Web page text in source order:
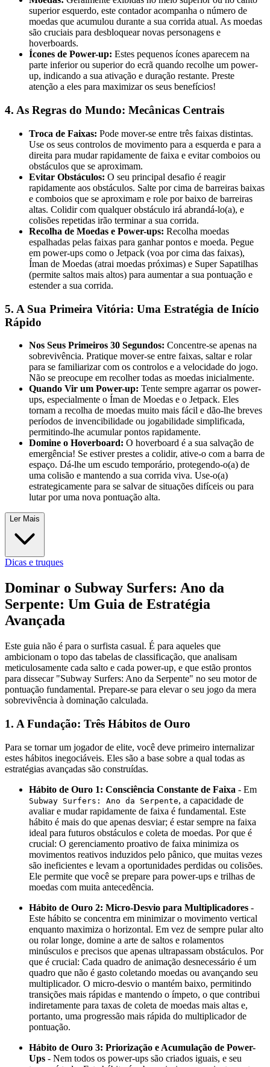
superior esquerdo, este contador acompanha o número de
moedas que acumulou durante a sua corrida atual. As moedas
são cruciais para desbloquear novas personagens e
hoverboards.
Ícones de Power-up: Estes pequenos ícones aparecem na
parte inferior ou superior do ecrã quando recolhe um power-
up, indicando a sua ativação e duração restante. Preste
atenção a eles para maximizar os seus benefícios!
4. As Regras do Mundo: Mecânicas Centrais
Troca de Faixas: Pode mover-se entre três faixas distintas.
Use os seus controlos de movimento para a esquerda e para a
direita para mudar rapidamente de faixa e evitar comboios ou
obstáculos que se aproximam.
Evitar Obstáculos: O seu principal desafio é reagir
rapidamente aos obstáculos. Salte por cima de barreiras baixas
e comboios que se aproximam e role por baixo de barreiras
altas. Colidir com qualquer obstáculo irá abrandá-lo(a), e
colisões repetidas irão terminar a sua corrida.
Recolha de Moedas e Power-ups: Recolha moedas
espalhadas pelas faixas para ganhar pontos e moeda. Pegue
em power-ups como o Jetpack (voa por cima das faixas),
Íman de Moedas (atrai moedas próximas) e Super Sapatilhas
(permite saltos mais altos) para aumentar a sua pontuação e
estender a sua corrida.
5. A Sua Primeira Vitória: Uma Estratégia de Início
Rápido
Nos Seus Primeiros 30 Segundos: Concentre-se apenas na
sobrevivência. Pratique mover-se entre faixas, saltar e rolar
para se familiarizar com os controlos e a velocidade do jogo.
Não se preocupe em recolher todas as moedas inicialmente.
Quando Vir um Power-up: Tente sempre agarrar os power-
ups, especialmente o Íman de Moedas e o Jetpack. Eles
tornam a recolha de moedas muito mais fácil e dão-lhe breves
períodos de invencibilidade ou jogabilidade simplificada,
permitindo-lhe acumular pontos rapidamente.
Domine o Hoverboard: O hoverboard é a sua salvação de
emergência! Se estiver prestes a colidir, ative-o com a barra de
espaço. Dá-lhe um escudo temporário, protegendo-o(a) de
uma colisão e mantendo a sua corrida viva. Use-o(a)
estrategicamente para se salvar de situações difíceis ou para
lutar por uma nova pontuação alta.
Ler Mais
Dicas e truques
Dominar o Subway Surfers: Ano da
Serpente: Um Guia de Estratégia
Avançada
Este guia não é para o surfista casual. É para aqueles que
ambicionam o topo das tabelas de classificação, que analisam
meticulosamente cada salto e cada power-up, e que estão prontos
para dissecar "Subway Surfers: Ano da Serpente" no seu motor de
pontuação fundamental. Prepare-se para elevar o seu jogo da mera
sobrevivência à dominação calculada.
1. A Fundação: Três Hábitos de Ouro
Para se tornar um jogador de elite, você deve primeiro internalizar
estes hábitos inegociáveis. Eles são a base sobre a qual todas as
estratégias avançadas são construídas.
Hábito de Ouro 1: Consciência Constante de Faixa - Em
Subway Surfers: Ano da Serpente, a capacidade de
avaliar e mudar rapidamente de faixa é fundamental. Este
hábito é mais do que apenas desviar; é estar sempre na faixa
ideal para futuros obstáculos e coleta de moedas. Por que é
crucial: O gerenciamento proativo de faixa minimiza os
movimentos reativos induzidos pelo pânico, que muitas vezes
são ineficientes e levam a oportunidades perdidas ou colisões.
Ele permite que você se prepare para power-ups e trilhas de
moedas com muita antecedência.
Hábito de Ouro 2: Micro-Desvio para Multiplicadores -
Este hábito se concentra em minimizar o movimento vertical
enquanto maximiza o horizontal. Em vez de sempre pular alto
ou rolar longe, domine a arte de saltos e rolamentos
minúsculos e precisos que apenas ultrapassam obstáculos. Por
que é crucial: Cada quadro de animação desnecessário é um
quadro que não é gasto coletando moedas ou avançando seu
multiplicador. O micro-desvio o mantém baixo, permitindo
transições mais rápidas e mantendo o ímpeto, o que contribui
indiretamente para taxas de coleta de moedas mais altas e,
portanto, uma progressão mais rápida do multiplicador de
pontuação.
Hábito de Ouro 3: Priorização e Acumulação de Power-
Ups - Nem todos os power-ups são criados iguais, e seu